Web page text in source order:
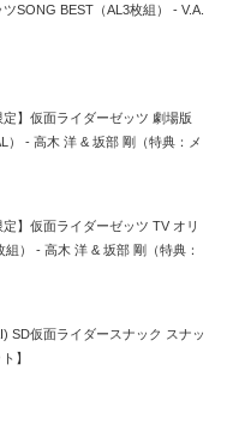
SONG BEST（AL3枚組） - V.A.
定】仮面ライダーゼッツ 劇場版
） - 高木 洋 & 坂部 剛（特典：メ
】仮面ライダーゼッツ TV オリ
） - 高木 洋 & 坂部 剛（特典：
SD仮面ライダースナック スナッ
】